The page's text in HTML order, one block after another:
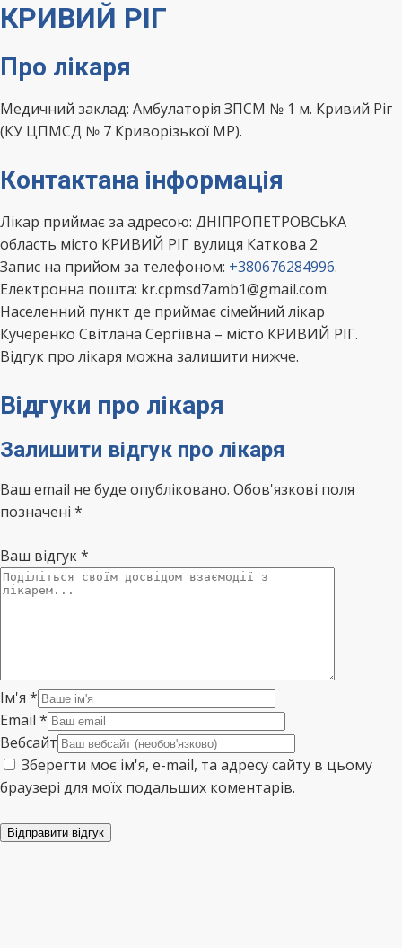
КРИВИЙ РІГ
Про лікаря
Медичний заклад: Амбулаторія ЗПСМ № 1 м. Кривий Ріг
(КУ ЦПМСД № 7 Криворізької МР).
Контактана інформація
Лікар приймає за адресою: ДНІПРОПЕТРОВСЬКА
область місто КРИВИЙ РІГ вулиця Каткова 2
Запис на прийом за телефоном: +380676284996.
Електронна пошта: kr.cpmsd7amb1@gmail.com.
Населенний пункт де приймає сімейний лікар
Кучеренко Світлана Сергіївна – місто КРИВИЙ РІГ.
Відгук про лікаря можна залишити нижче.
Відгуки про лікаря
Залишити відгук про лікаря
Ваш email не буде опубліковано. Обов'язкові поля
позначені *
Ваш відгук*
Ім'я *
Email *
Вебсайт
Зберегти моє ім'я, e-mail, та адресу сайту в цьому
браузері для моїх подальших коментарів.
Відправити відгук